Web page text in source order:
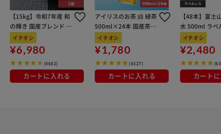
【15kg】令和7年産 和
の輝き 国産ブレンド 5
kg×3袋
イチオシ
¥6,980
(4682)
カートに入れる
アイリスのお茶 綠 緑茶
500ml×24本 国産茶葉
100％使用
イチオシ
¥1,780
(4327)
カートに入れる
【48本】富士
水 500ml ラベ
イチオシ
¥2,480
カート